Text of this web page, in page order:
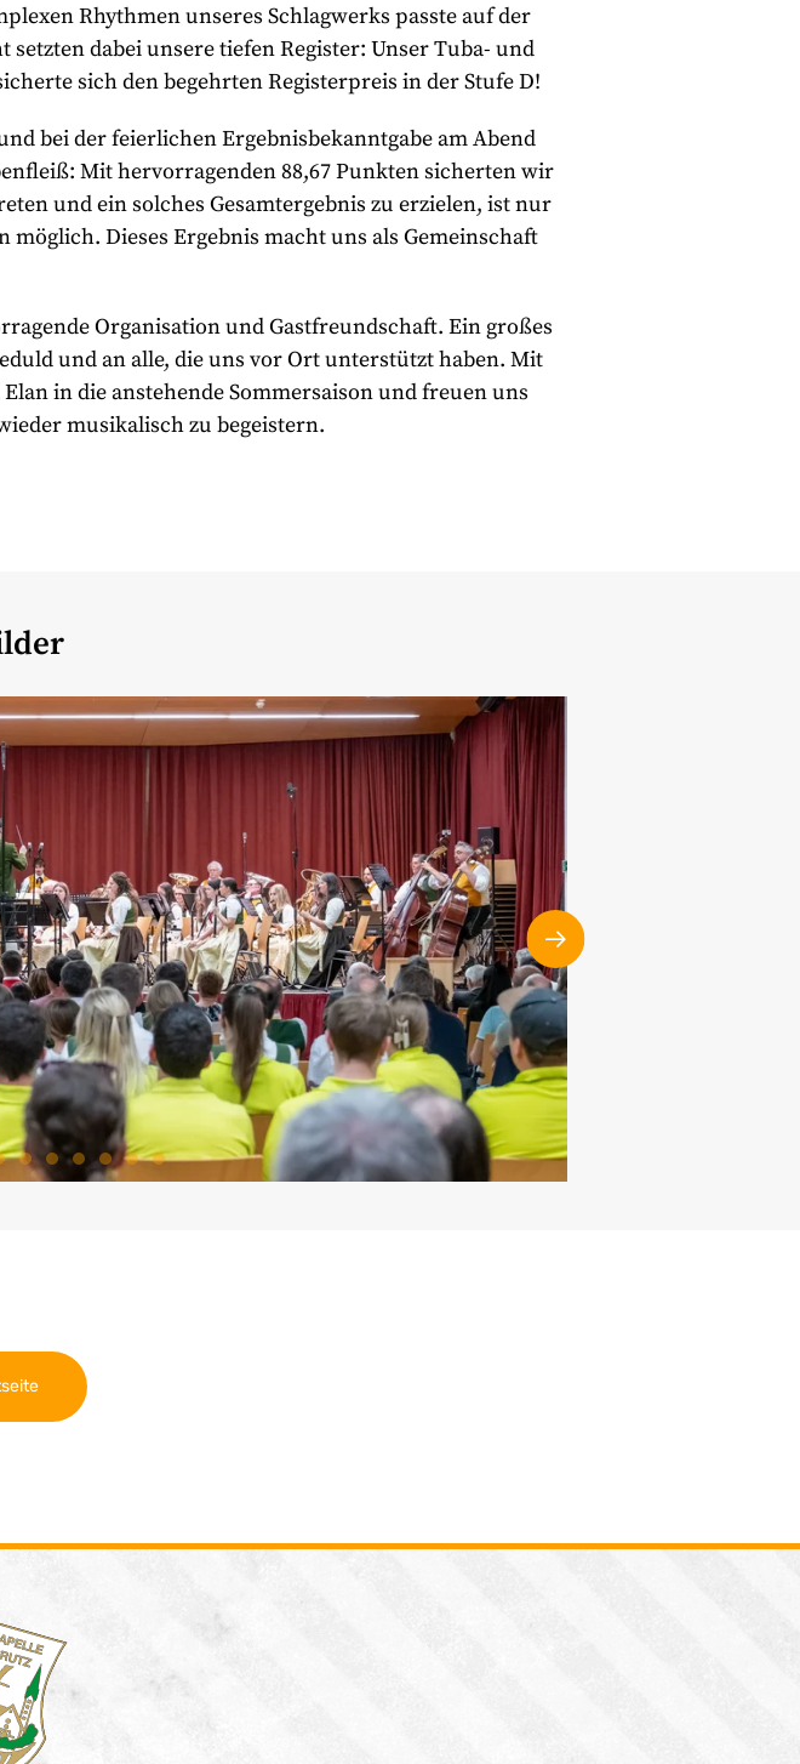
Rhythmen unseres Schlagwerks passte auf der
dabei unsere tiefen Register: Unser Tuba- und
sich den begehrten Registerpreis in der Stufe D!
bei der feierlichen Ergebnisbekanntgabe am Abend
Mit hervorragenden 88,67 Punkten sicherten wir
und ein solches Gesamtergebnis zu erzielen, ist nur
Dieses Ergebnis macht uns als Gemeinschaft
Organisation und Gastfreundschaft. Ein großes
und an alle, die uns vor Ort unterstützt haben. Mit
in die anstehende Sommersaison und freuen uns
musikalisch zu begeistern.